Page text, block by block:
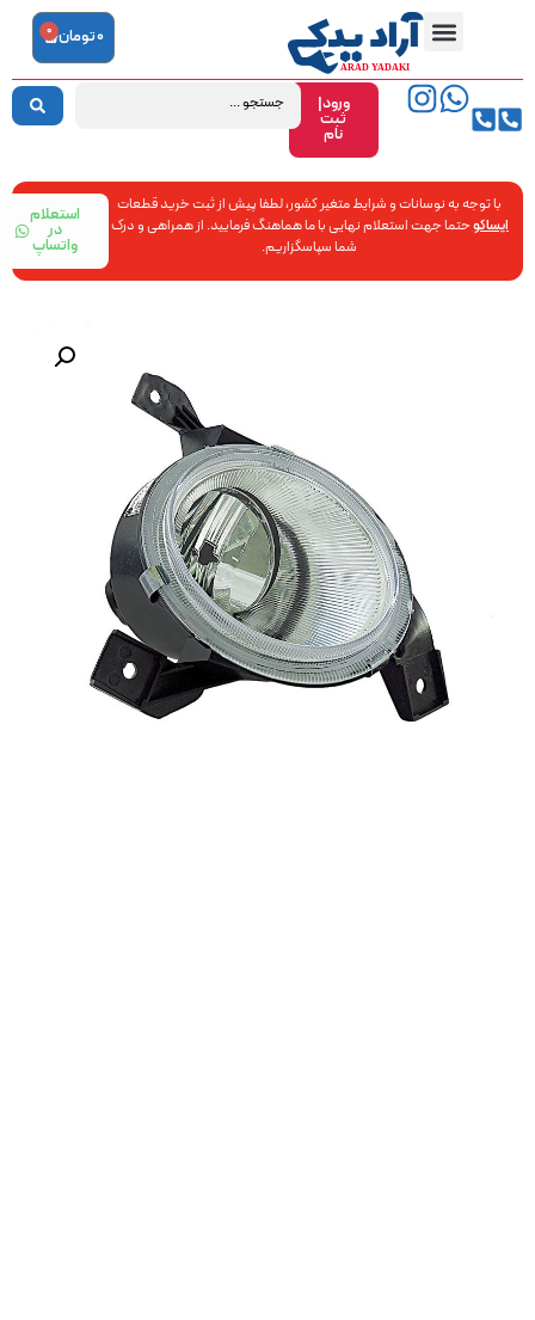
ورود|
ثبت
نام
0تومان 0
با توجه به نوسانات و شرایط متغیر کشور، لطفا پیش از ثبت خرید قطعات
ایساکوحتما جهت استعلام نهایی با ما هماهنگ فرمایید. از همراهی و درک
شما سپاسگزاریم.
استعلام
در
واتساپ